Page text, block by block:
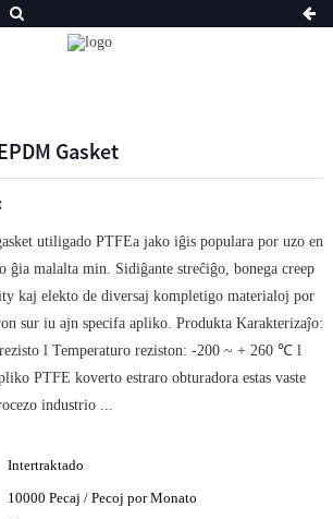
Gasket
utiligado PTFEa jako iĝis populara por uzo en
ĝia malalta min. Sidiĝante streĉiĝo, bonega creep
kaj elekto de diversaj kompletigo materialoj por
sur iu ajn specifa apliko. Produkta Karakterizaĵo:
l Temperaturo reziston: -200 ~ + 260 ℃ l
PTFE koverto estraro obturadora estas vaste
industrio ...
Intertraktado
10000 Pecaj / Pecoj por Monato